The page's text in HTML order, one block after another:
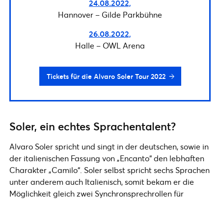
24.08.2022,
Hannover – Gilde Parkbühne
26.08.2022,
Halle – OWL Arena
Tickets für die Alvaro Soler Tour 2022
Soler, ein echtes Sprachentalent?
Alvaro Soler spricht und singt in der deutschen, sowie in
der italienischen Fassung von „Encanto“ den lebhaften
Charakter „Camilo“. Soler selbst spricht sechs Sprachen
unter anderem auch Italienisch, somit bekam er die
Möglichkeit gleich zwei Synchronsprechrollen für